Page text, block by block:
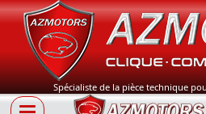
Spécialiste de la pièce technique